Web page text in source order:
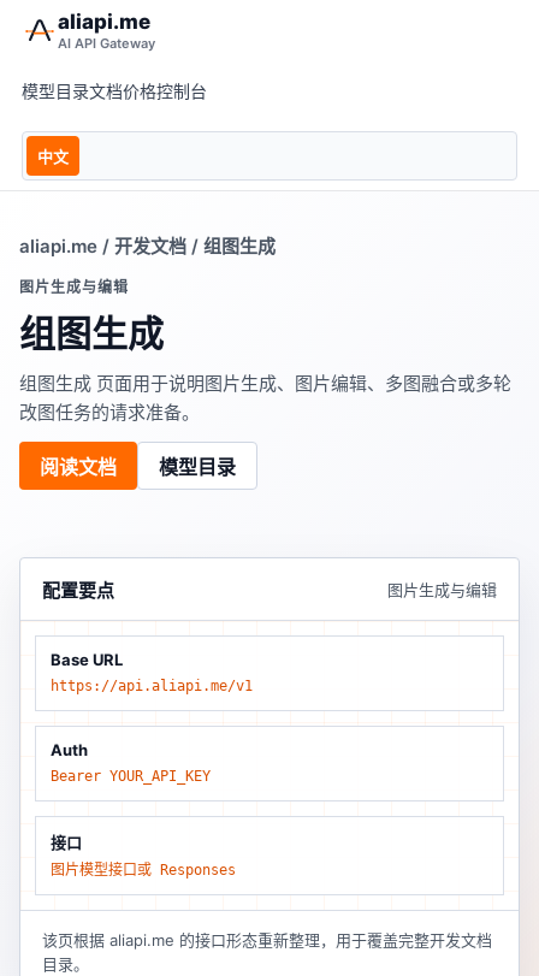
aliapi.me
AI API Gateway
模型目录文档价格控制台
中文
aliapi.me / 开发文档 / 组图生成
图片生成与编辑
组图生成
组图生成 页面用于说明图片生成、图片编辑、多图融合或多轮
改图任务的请求准备。
阅读文档 模型目录
配置要点 图片生成与编辑
Base URL
https://api.aliapi.me/v1
Auth
Bearer YOUR_API_KEY
接口
图片模型接口或 Responses
该页根据 aliapi.me 的接口形态重新整理，用于覆盖完整开发文档
目录。